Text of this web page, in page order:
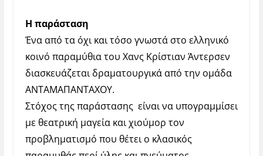
Η παράσταση
Ένα από τα όχι και τόσο γνωστά στο ελληνικό
κοινό παραμύθια του Χανς Κρίστιαν Άντερσεν
διασκευάζεται δραματουργικά από την ομάδα
ΑΝΤΑΜΑΠΑΝΤΑΧΟΥ.
Στόχος της παράστασης είναι να υπογραμμίσει
με θεατρική μαγεία και χιούμορ τον
προβληματισμό που θέτει ο κλασικός